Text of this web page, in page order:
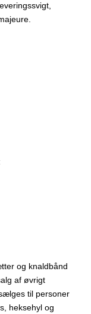
og knaldbånd
af øvrigt
til personer
heksehyl og